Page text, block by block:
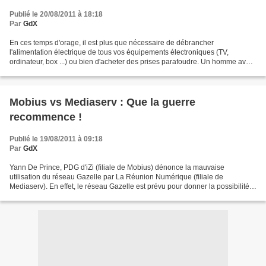
Publié le 20/08/2011 à 18:18
Par GdX
En ces temps d'orage, il est plus que nécessaire de débrancher
l'alimentation électrique de tous vos équipements électroniques (TV,
ordinateur, box ...) ou bien d'acheter des prises parafoudre. Un homme averti
Mobius vs Mediaserv : Que la guerre
recommence !
Publié le 19/08/2011 à 09:18
Par GdX
Yann De Prince, PDG d'iZi (filiale de Mobius) dénonce la mauvaise
utilisation du réseau Gazelle par La Réunion Numérique (filiale de
Mediaserv). En effet, le réseau Gazelle est prévu pour donner la possibilité